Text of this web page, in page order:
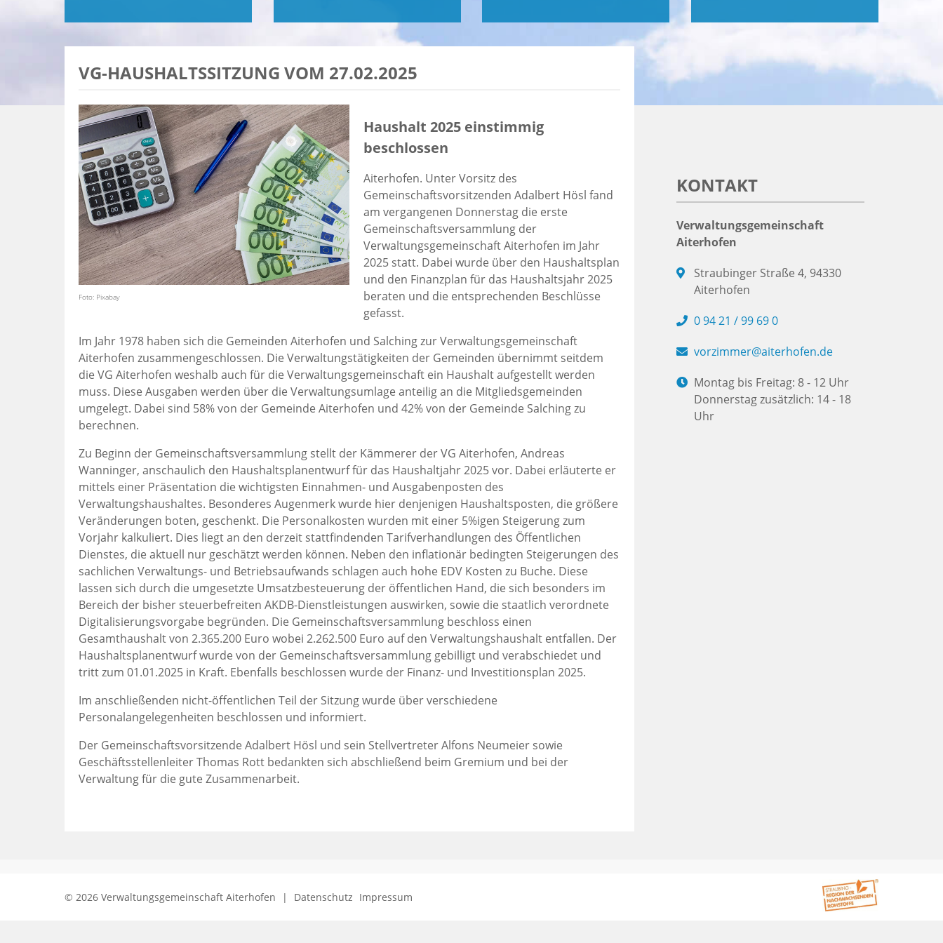
VG-HAUSHALTSSITZUNG VOM 27.02.2025
Foto: Pixabay
Haushalt 2025 einstimmig
beschlossen
Aiterhofen. Unter Vorsitz des
Gemeinschaftsvorsitzenden Adalbert Hösl fand
am vergangenen Donnerstag die erste
Gemeinschaftsversammlung der
Verwaltungsgemeinschaft Aiterhofen im Jahr
2025 statt. Dabei wurde über den Haushaltsplan
und den Finanzplan für das Haushaltsjahr 2025
beraten und die entsprechenden Beschlüsse
gefasst.
Im Jahr 1978 haben sich die Gemeinden Aiterhofen und Salching zur Verwaltungsgemeinschaft
Aiterhofen zusammengeschlossen. Die Verwaltungstätigkeiten der Gemeinden übernimmt seitdem
die VG Aiterhofen weshalb auch für die Verwaltungsgemeinschaft ein Haushalt aufgestellt werden
muss. Diese Ausgaben werden über die Verwaltungsumlage anteilig an die Mitgliedsgemeinden
umgelegt. Dabei sind 58% von der Gemeinde Aiterhofen und 42% von der Gemeinde Salching zu
berechnen.
Zu Beginn der Gemeinschaftsversammlung stellt der Kämmerer der VG Aiterhofen, Andreas
Wanninger, anschaulich den Haushaltsplanentwurf für das Haushaltjahr 2025 vor. Dabei erläuterte er
mittels einer Präsentation die wichtigsten Einnahmen- und Ausgabenposten des
Verwaltungshaushaltes. Besonderes Augenmerk wurde hier denjenigen Haushaltsposten, die größere
Veränderungen boten, geschenkt. Die Personalkosten wurden mit einer 5%igen Steigerung zum
Vorjahr kalkuliert. Dies liegt an den derzeit stattfindenden Tarifverhandlungen des Öffentlichen
Dienstes, die aktuell nur geschätzt werden können. Neben den inflationär bedingten Steigerungen des
sachlichen Verwaltungs- und Betriebsaufwands schlagen auch hohe EDV Kosten zu Buche. Diese
lassen sich durch die umgesetzte Umsatzbesteuerung der öffentlichen Hand, die sich besonders im
Bereich der bisher steuerbefreiten AKDB-Dienstleistungen auswirken, sowie die staatlich verordnete
Digitalisierungsvorgabe begründen. Die Gemeinschaftsversammlung beschloss einen
Gesamthaushalt von 2.365.200 Euro wobei 2.262.500 Euro auf den Verwaltungshaushalt entfallen. Der
Haushaltsplanentwurf wurde von der Gemeinschaftsversammlung gebilligt und verabschiedet und
tritt zum 01.01.2025 in Kraft. Ebenfalls beschlossen wurde der Finanz- und Investitionsplan 2025.
Im anschließenden nicht-öffentlichen Teil der Sitzung wurde über verschiedene
Personalangelegenheiten beschlossen und informiert.
Der Gemeinschaftsvorsitzende Adalbert Hösl und sein Stellvertreter Alfons Neumeier sowie
Geschäftsstellenleiter Thomas Rott bedankten sich abschließend beim Gremium und bei der
Verwaltung für die gute Zusammenarbeit.
KONTAKT
Verwaltungsgemeinschaft
Aiterhofen
Straubinger Straße 4, 94330
Aiterhofen
0 94 21 / 99 69 0
vorzimmer@aiterhofen.de
Montag bis Freitag: 8 - 12 Uhr
Donnerstag zusätzlich: 14 - 18
Uhr
© 2026 Verwaltungsgemeinschaft Aiterhofen | Datenschutz Impressum